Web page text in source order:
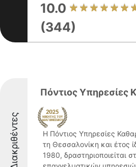
10.0
(344)
Διακριθέντες
Πόντιος Υπηρεσίες
Η Πόντιος Υπηρεσίες
τη Θεσσαλονίκη και έτος
1980, δραστηριοποιείται